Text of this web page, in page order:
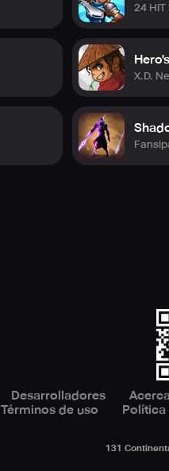
24 HIT
X.D.
Desarrolladores
Términos de uso
Política
131